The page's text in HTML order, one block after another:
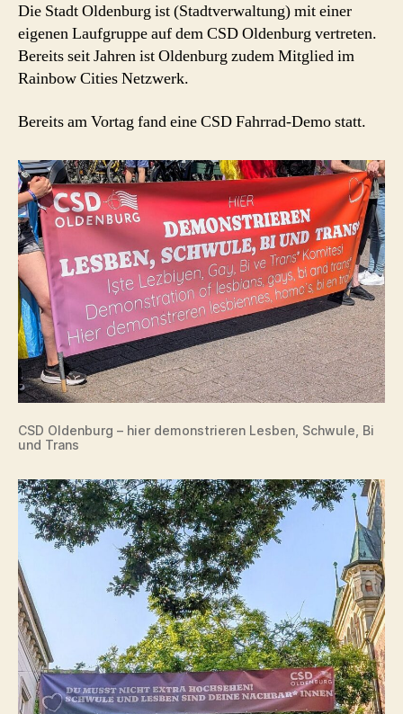
Die Stadt Oldenburg ist (Stadtverwaltung) mit einer
eigenen Laufgruppe auf dem CSD Oldenburg vertreten.
Bereits seit Jahren ist Oldenburg zudem Mitglied im
Rainbow Cities Netzwerk.
Bereits am Vortag fand eine CSD Fahrrad-Demo statt.
CSD Oldenburg – hier demonstrieren Lesben, Schwule, Bi
und Trans